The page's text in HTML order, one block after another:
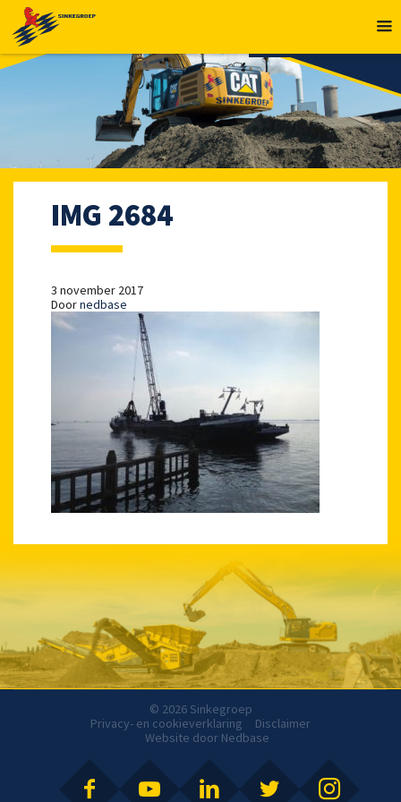
IMG 2684
3 november 2017
Doornedbase
© 2026 Sinkegroep
Privacy- en cookieverklaring
Disclaimer
Website door Nedbase